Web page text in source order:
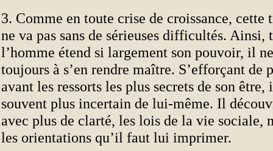
3. Comme en toute crise de croissance, cette
ne va pas sans de sérieuses difficultés. Ainsi,
l’homme étend si largement son pouvoir, il
toujours à s’en rendre maître. S’efforçant de
avant les ressorts les plus secrets de son
souvent plus incertain de lui-même. Il
avec plus de clarté, les lois de la vie sociale,
les orientations qu’il faut lui imprimer.